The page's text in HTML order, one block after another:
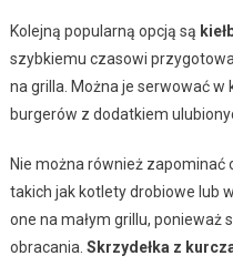
Kolejną popularną opcją są
szybkiemu czasowi
na grilla. Można je serwować
burgerów z dodatkiem
Nie można również zapominać
takich jak kotlety drobiowe lub
one na małym grillu, ponieważ
obracania. Skrzydełka z